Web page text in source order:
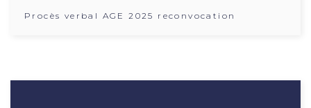
Procès verbal AGE 2025 reconvocation